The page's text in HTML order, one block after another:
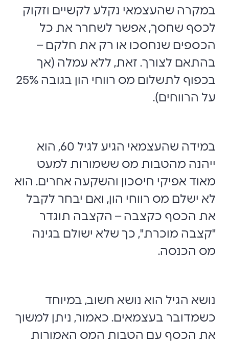
במקרה שהעצמאי נקלע לקשיים וזקוק
לכסף שחסך, אפשר לשחרר את כל
הכספים שנחסכו או רק את חלקם –
בהתאם לצורך. זאת, ללא עמלה (אך
בכפוף לתשלום מס רווחי הון בגובה 25%
על הרווחים).
במידה שהעצמאי הגיע לגיל 60, הוא
ייהנה מהטבות מס ששמורות למעט
מאוד אפיקי חיסכון והשקעה אחרים. הוא
לא ישלם מס רווחי הון, ואם יבחר לקבל
את הכסף כקצבה – הקצבה תוגדר
"קצבה מוכרת", כך שלא ישולם בגינה
מס הכנסה.
נושא הגיל הוא נושא חשוב, במיוחד
כשמדובר בעצמאים. כאמור, ניתן למשוך
את הכסף עם הטבות המס האמורות